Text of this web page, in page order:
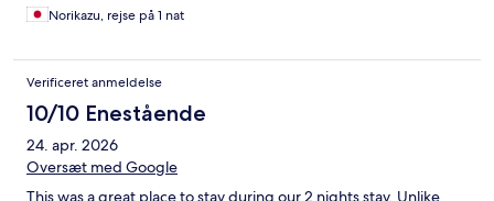
Norikazu, rejse på 1 nat
Verificeret anmeldelse
10/10 Enestående
24. apr. 2026
Oversæt med Google
This was a great place to stay during our 2 nights stay. Unlike